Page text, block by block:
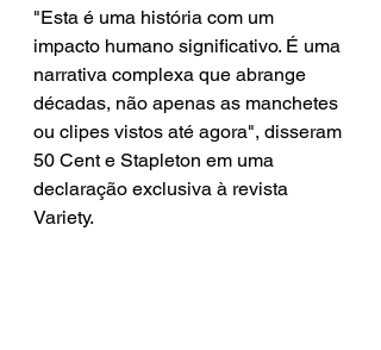
"Esta é uma história com um
impacto humano significativo. É uma
narrativa complexa que abrange
décadas, não apenas as manchetes
ou clipes vistos até agora", disseram
50 Cent e Stapleton em uma
declaração exclusiva à revista
Variety.